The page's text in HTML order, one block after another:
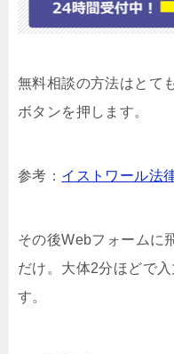
無料相談の方法はとて
ボタンを押します。
参考： イストワール法
その後Webフォームに
だけ。大体2分ほどで
す。